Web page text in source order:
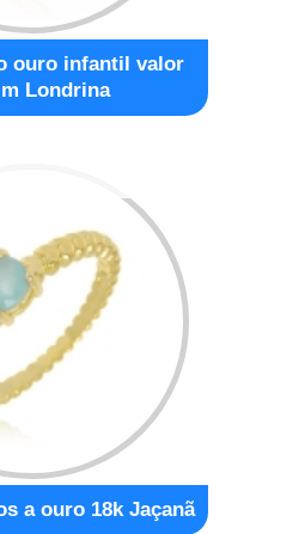
ouro infantil valor
Londrina
a ouro 18k Jaçanã